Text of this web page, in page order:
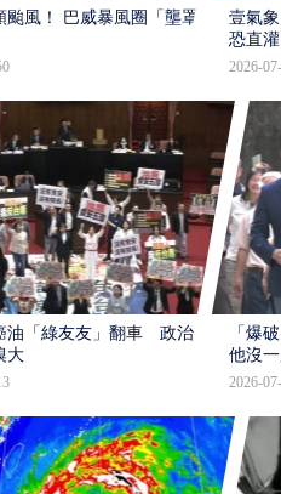
颱風！ 巴威暴風圈「壟罩4
壹氣
恐直
2026-
油「綠友友」翻車 政治獻
大
「爆
他沒
2026-